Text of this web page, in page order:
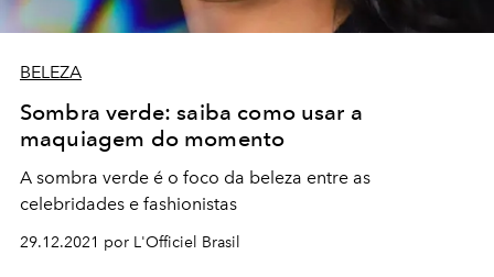
BELEZA
Sombra verde: saiba como usar a
maquiagem do momento
A sombra verde é o foco da beleza entre as
celebridades e fashionistas
29.12.2021 por L'Officiel Brasil